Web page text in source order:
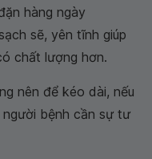
hàng ngày
sẽ, yên tĩnh giúp
chất lượng hơn.
nên để kéo dài, nếu
bệnh cần sự tư